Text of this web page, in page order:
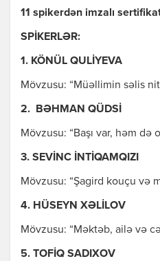
11 spikerdən imzalı
SPİKERLƏR:
1. KÖNÜL QULİYEVA
Mövzusu: “Müəllimin səlis
2. BƏHMAN QÜDSİ
Mövzusu: “Başı var, həm də
3. SEVİNC İNTİQAMQIZI
Mövzusu: “Şagird kouçu və
4. HÜSEYN XƏLİLOV
Mövzusu: “Məktəb, ailə və
5. TOFİQ SADIXOV